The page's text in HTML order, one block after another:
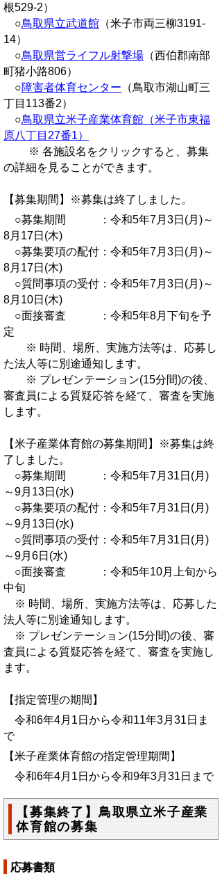
根529-2）
○鳥取県立武道館 （米子市両三柳3191-
14）
○鳥取県営ライフル射撃場 （西伯郡南部
町猪小路806）
○障害者体育センター （鳥取市湖山町三
丁目113番2）
○鳥取県立米子産業体育館（米子市東福
原八丁目27番1）
※ 各施設名をクリックすると、募集
の詳細を見ることができます。
【募集期間】※募集は終了しました。
○募集期間 ：令和5年7月3日(月)～
8月17日(木)
○募集要項の配付：令和5年7月3日(月)～
8月17日(木)
○質問事項の受付：令和5年7月3日(月)～
8月10日(木)
○面接審査 ：令和5年8月下旬を予
定
※ 時間、場所、実施方法等は、応募し
た法人等に別途通知します。
※ プレゼンテーション(15分間)の後、
審査員による質疑応答を経て、審査を実施
します。
【米子産業体育館の募集期間】※募集は終
了しました。
○募集期間 ：令和5年7月31日(月)
～9月13日(水)
○募集要項の配付：令和5年7月31日(月)
～9月13日(水)
○質問事項の受付：令和5年7月31日(月)
～9月6日(水)
○面接審査 ：令和5年10月上旬から
中旬
※ 時間、場所、実施方法等は、応募した
法人等に別途通知します。
※ プレゼンテーション(15分間)の後、審
査員による質疑応答を経て、審査を実施し
ます。
【指定管理の期間】
令和6年4月1日から令和11年3月31日ま
で
【米子産業体育館の指定管理期間】
令和6年4月1日から令和9年3月31日まで
【募集終了】鳥取県立米子産業
体育館の募集
応募書類